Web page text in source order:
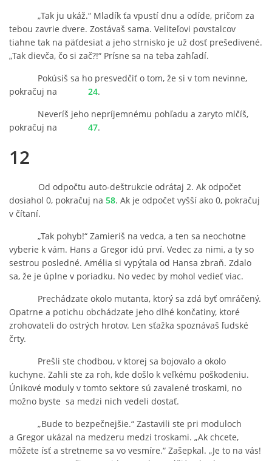
„Tak ju ukáž.“ Mladík ťa vpustí dnu a odíde, pričom za
tebou zavrie dvere. Zostávaš sama. Veliteľovi povstalcov
tiahne tak na päťdesiat a jeho strnisko je už dosť prešedivené.
„Tak dievča, čo si zač?!“ Prísne sa na teba zahľadí.
Pokúsiš sa ho presvedčiť o tom, že si v tom nevinne,
pokračuj na
24.
Neveríš jeho nepríjemnému pohľadu a zaryto mlčíš,
pokračuj na
47.
12
Od odpočtu auto-deštrukcie odrátaj 2. Ak odpočet
dosiahol 0, pokračuj na 58. Ak je odpočet vyšší ako 0, pokračuj
v čítaní.
„Tak pohyb!“ Zamieriš na vedca, a ten sa neochotne
vyberie k vám. Hans a Gregor idú prví. Vedec za nimi, a ty so
sestrou posledné. Amélia si vypýtala od Hansa zbraň. Zdalo
sa, že je úplne v poriadku. No vedec by mohol vedieť viac.
Prechádzate okolo mutanta, ktorý sa zdá byť omráčený.
Opatrne a potichu obchádzate jeho dlhé končatiny, ktoré
zrohovateli do ostrých hrotov. Len sťažka spoznávaš ľudské
črty.
Prešli ste chodbou, v ktorej sa bojovalo a okolo
kuchyne. Zahli ste za roh, kde došlo k veľkému poškodeniu.
Únikové moduly v tomto sektore sú zavalené troskami, no
možno byste sa medzi nich vedeli dostať.
„Bude to bezpečnejšie.“ Zastavili ste pri moduloch
a Gregor ukázal na medzeru medzi troskami. „Ak chcete,
môžete ísť a stretneme sa vo vesmíre.“ Zašepkal. „Je to na vás!